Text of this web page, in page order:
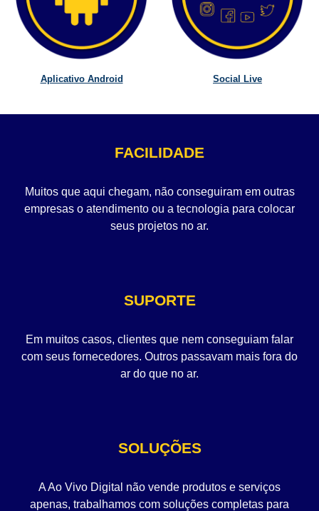
Aplicativo Android Social Live
FACILIDADE
Muitos que aqui chegam, não conseguiram em outras
empresas o atendimento ou a tecnologia para colocar
seus projetos no ar.
SUPORTE
Em muitos casos, clientes que nem conseguiam falar
com seus fornecedores. Outros passavam mais fora do
ar do que no ar.
SOLUÇÕES
A Ao Vivo Digital não vende produtos e serviços
apenas, trabalhamos com soluções completas para